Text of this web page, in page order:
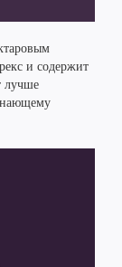
и содержит
лучше